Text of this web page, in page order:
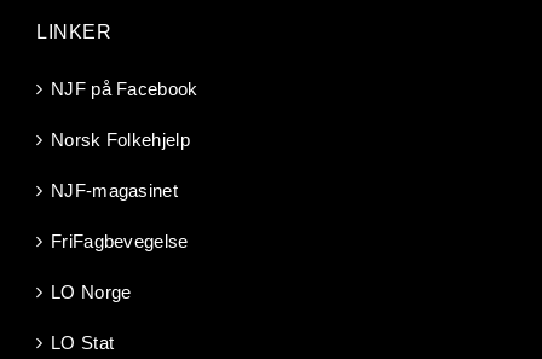
LINKER
NJF på Facebook
Norsk Folkehjelp
NJF-magasinet
FriFagbevegelse
LO Norge
LO Stat